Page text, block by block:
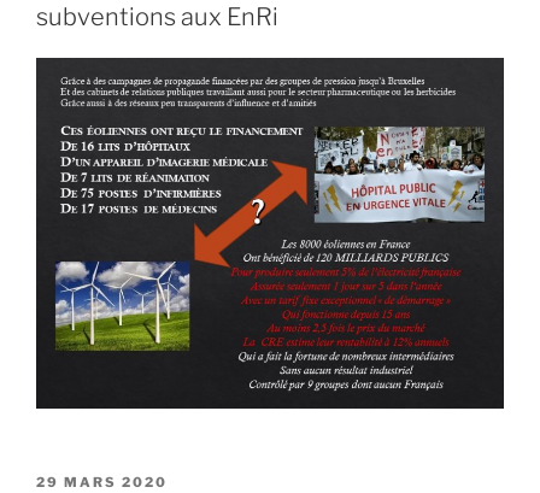
subventions aux EnRi
PUBLIÉ
29 MARS 2020